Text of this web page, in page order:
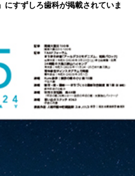
にすずしろ歯科が掲載されていま